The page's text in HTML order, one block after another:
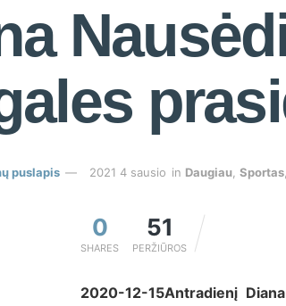
puslapis 2021 4 sausio in Daugiau, Sportas,
0
SHARES
51
PERŽIŪROS
2020-12-15Antradienį